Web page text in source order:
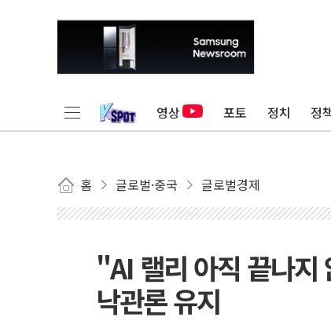
영상 포토 정치 정
홈 글로벌·중국 글로벌경제
"AI 랠리 아직 끝나
낙관론 유지